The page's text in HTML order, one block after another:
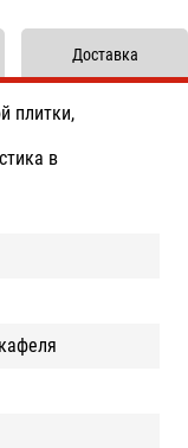
плитки,
в
Доставка